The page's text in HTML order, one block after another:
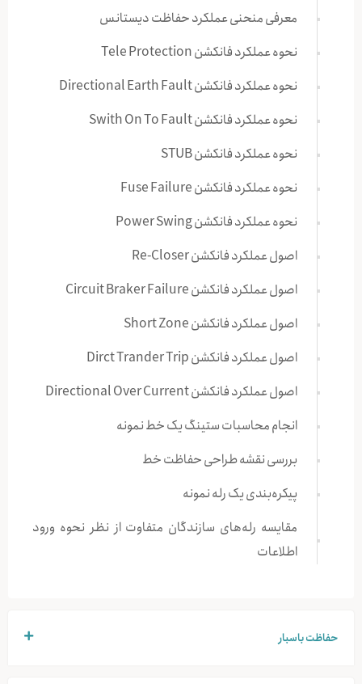
معرفی منحنی عملکرد حفاظت دیستانس
نحوه عملکرد فانکشن Tele Protection
نحوه عملکرد فانکشن Directional Earth Fault
نحوه عملکرد فانکشن Swith On To Fault
نحوه عملکرد فانکشن STUB
نحوه عملکرد فانکشن Fuse Failure
نحوه عملکرد فانکشن Power Swing
اصول عملکرد فانکشن Re-Closer
اصول عملکرد فانکشن Circuit Braker Failure
اصول عملکرد فانکشن Short Zone
اصول عملکرد فانکشن Dirct Trander Trip
اصول عملکرد فانکشن Directional Over Current
انجام محاسبات ستینگ یک خط نمونه
بررسی نقشه طراحی حفاظت خط
پیکره‌بندی یک رله نمونه
مقایسه رله‌های سازندگان متفاوت از نظر نحوه ورود
اطلاعات
حفاظت باسبار